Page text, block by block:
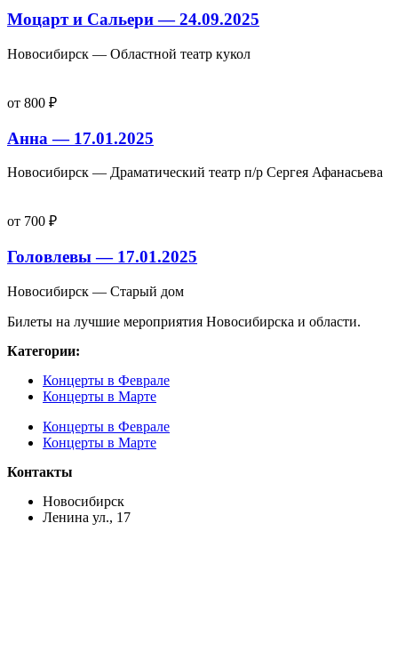
Моцарт и Сальери — 24.09.2025
Новосибирск — Областной театр кукол
от 800 ₽
Анна — 17.01.2025
Новосибирск — Драматический театр п/р Сергея Афанасьева
от 700 ₽
Головлевы — 17.01.2025
Новосибирск — Старый дом
Билеты на лучшие мероприятия Новосибирска и области.
Категории:
Концерты в Феврале
Концерты в Марте
Концерты в Феврале
Концерты в Марте
Контакты
Новосибирск
Ленина ул., 17